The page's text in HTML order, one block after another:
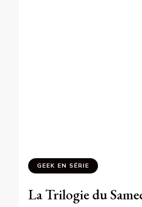
GEEK EN SÉRIE
La Trilogie du